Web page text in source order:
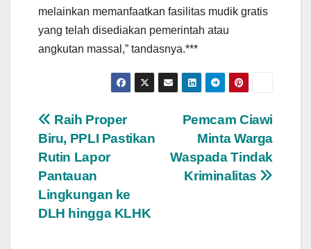
melainkan memanfaatkan fasilitas mudik gratis
yang telah disediakan pemerintah atau
angkutan massal,” tandasnya.***
Navigasi
pos
Pemcam Ciawi
Minta Warga
Waspada Tindak
Kriminalitas
Raih Proper
Biru, PPLI Pastikan
Rutin Lapor
Pantauan
Lingkungan ke
DLH hingga KLHK